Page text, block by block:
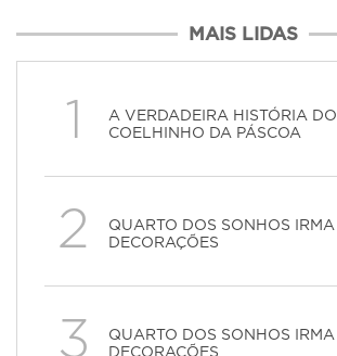
MAIS LIDAS
1
A VERDADEIRA HISTÓRIA DO
COELHINHO DA PÁSCOA
2
QUARTO DOS SONHOS IRMA
DECORAÇÕES
3
QUARTO DOS SONHOS IRMA
DECORAÇÕES